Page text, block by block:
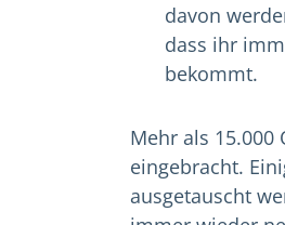
davon
dass ihr
bekommt.
Mehr als
eingebracht.
ausgetauscht